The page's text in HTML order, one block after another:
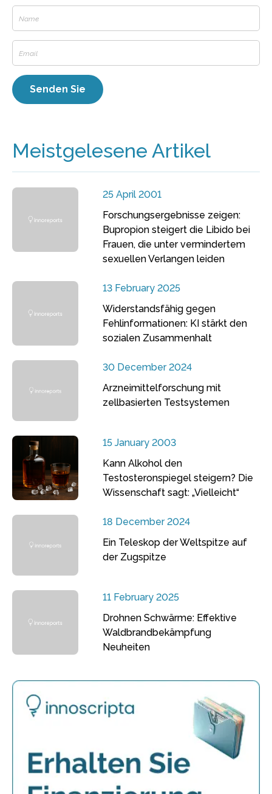
Meistgelesene Artikel
25 April 2001
Forschungsergebnisse zeigen:
Bupropion steigert die Libido bei
Frauen, die unter vermindertem
sexuellen Verlangen leiden
13 February 2025
Widerstandsfähig gegen
Fehlinformationen: KI stärkt den
sozialen Zusammenhalt
30 December 2024
Arzneimittelforschung mit
zellbasierten Testsystemen
15 January 2003
Kann Alkohol den
Testosteronspiegel steigern? Die
Wissenschaft sagt: „Vielleicht“
18 December 2024
Ein Teleskop der Weltspitze auf
der Zugspitze
11 February 2025
Drohnen Schwärme: Effektive
Waldbrandbekämpfung
Neuheiten